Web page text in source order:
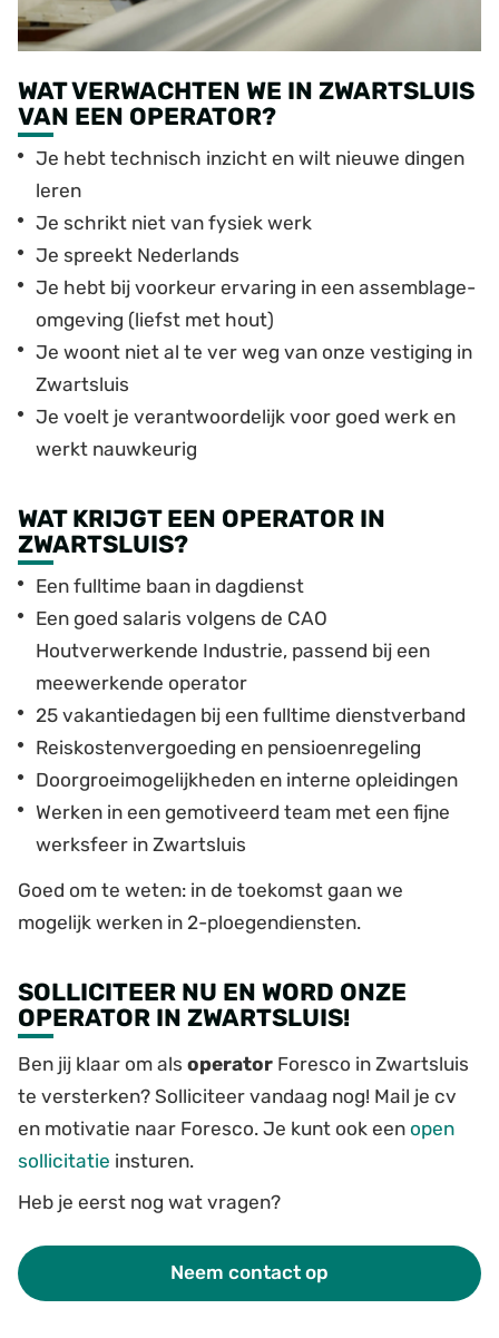
WAT VERWACHTEN WE IN ZWARTSLUIS
VAN EEN OPERATOR?
Je hebt technisch inzicht en wilt nieuwe dingen
leren
Je schrikt niet van fysiek werk
Je spreekt Nederlands
Je hebt bij voorkeur ervaring in een assemblage-
omgeving (liefst met hout)
Je woont niet al te ver weg van onze vestiging in
Zwartsluis
Je voelt je verantwoordelijk voor goed werk en
werkt nauwkeurig
WAT KRIJGT EEN OPERATOR IN
ZWARTSLUIS?
Een fulltime baan in dagdienst
Een goed salaris volgens de CAO
Houtverwerkende Industrie, passend bij een
meewerkende operator
25 vakantiedagen bij een fulltime dienstverband
Reiskostenvergoeding en pensioenregeling
Doorgroeimogelijkheden en interne opleidingen
Werken in een gemotiveerd team met een fijne
werksfeer in Zwartsluis
Goed om te weten: in de toekomst gaan we
mogelijk werken in 2-ploegendiensten.
SOLLICITEER NU EN WORD ONZE
OPERATOR IN ZWARTSLUIS!
Ben jij klaar om als operator Foresco in Zwartsluis
te versterken? Solliciteer vandaag nog! Mail je cv
en motivatie naar Foresco. Je kunt ook een open
sollicitatie insturen.
Heb je eerst nog wat vragen?
Neem contact op